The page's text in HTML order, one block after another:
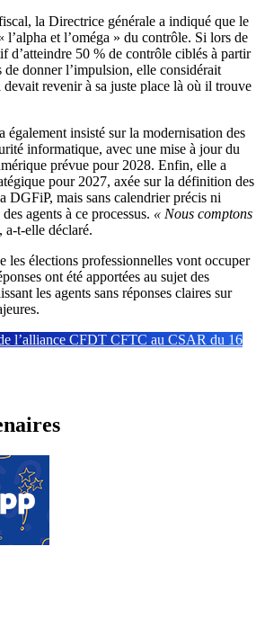
la Directrice générale a indiqué que le
l’alpha et l’oméga » du contrôle. Si lors de
d’atteindre 50 % de contrôle ciblés à partir
donner l’impulsion, elle considérait
revenir à sa juste place là où il trouve
également insisté sur la modernisation des
informatique, avec une mise à jour du
prévue pour 2028. Enfin, elle a
pour 2027, axée sur la définition des
DGFiP, mais sans calendrier précis ni
agents à ce processus. « Nous comptons
, a-t-elle déclaré.
les élections professionnelles vont occuper
ont été apportées au sujet des
les agents sans réponses claires sur
l’alliance CFDT CFTC au CSAR du 16